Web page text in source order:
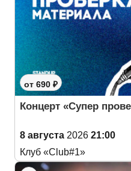
от 690 ₽
Концерт «Супер
8 августа 2026 21:00
Клуб «Club#1»